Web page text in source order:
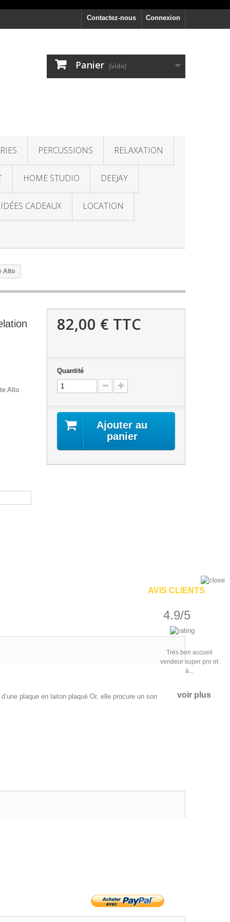
Connexion
Contactez-nous
Panier (vide)
PERCUSSIONS RELAXATION
HOME STUDIO DEEJAY
IDÉES CADEAUX LOCATION
Alto
Alto
82,00 € TTC
Quantité
Ajouter au
panier
plaque en laiton plaqué Or, elle procure un son
AVIS CLIENTS
4.9/5
Très bon accueil
vendeur super pro et
à...
voir plus